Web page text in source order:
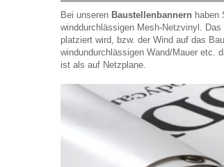
Bei unseren Baustellenbannern haben
winddurchlässigen Mesh-Netzvinyl.
platziert wird, bzw. der Wind auf das
windundurchlässigen Wand/Mauer etc.
ist als auf Netzplane.